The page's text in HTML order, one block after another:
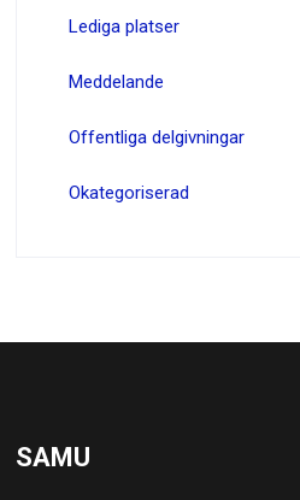
Lediga platser
Meddelande
Offentliga delgivningar
Okategoriserad
SAMU